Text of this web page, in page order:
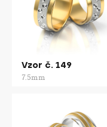
Vzor č. 149
7.5mm